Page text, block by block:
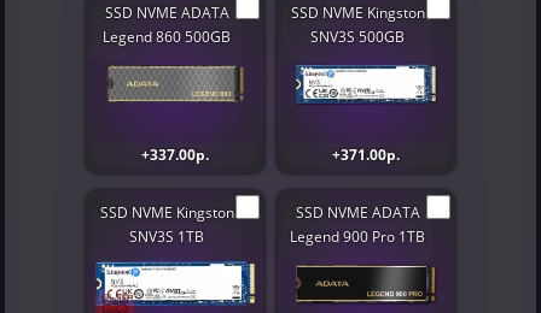
SSD NVME ADATA
Legend 860 500GB
+337.00р.
SSD NVME Kingston
SNV3S 500GB
+371.00р.
SSD NVME Kingston
SNV3S 1TB
SSD NVME ADATA
Legend 900 Pro 1TB